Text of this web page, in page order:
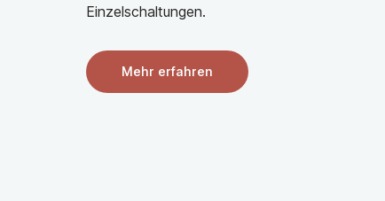
Einzelschaltungen.
Mehr erfahren